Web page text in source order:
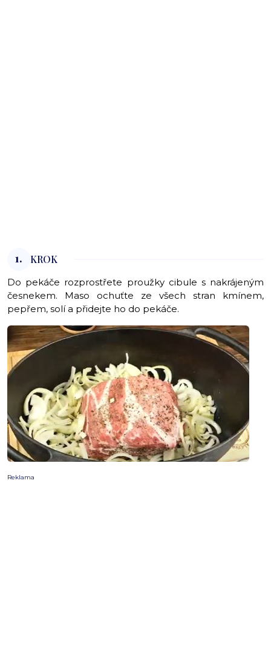
1. KROK
Do pekáče rozprostřete proužky cibule s nakrájeným
česnekem. Maso ochuťte ze všech stran kmínem,
pepřem, solí a přidejte ho do pekáče.
Reklama